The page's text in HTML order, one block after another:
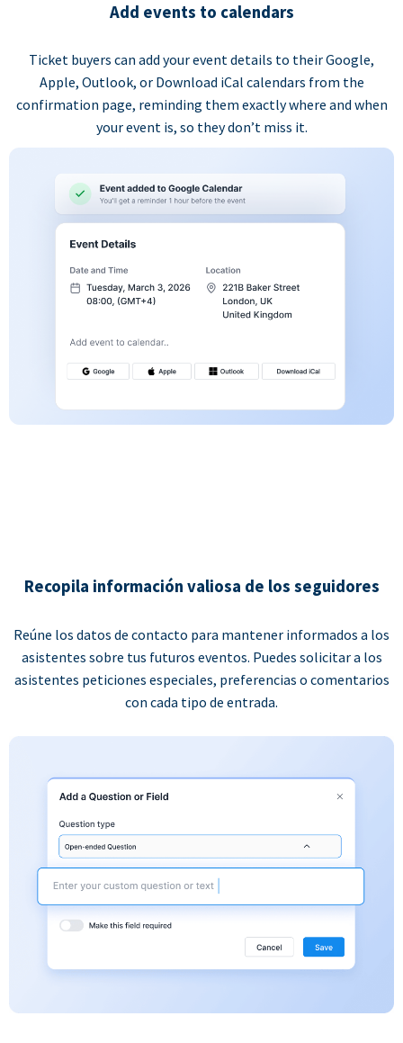
Add events to calendars
Ticket buyers can add your event details to their Google,
Apple, Outlook, or Download iCal calendars from the
confirmation page, reminding them exactly where and when
your event is, so they don’t miss it.
Recopila información valiosa de los seguidores
Reúne los datos de contacto para mantener informados a los
asistentes sobre tus futuros eventos. Puedes solicitar a los
asistentes peticiones especiales, preferencias o comentarios
con cada tipo de entrada.